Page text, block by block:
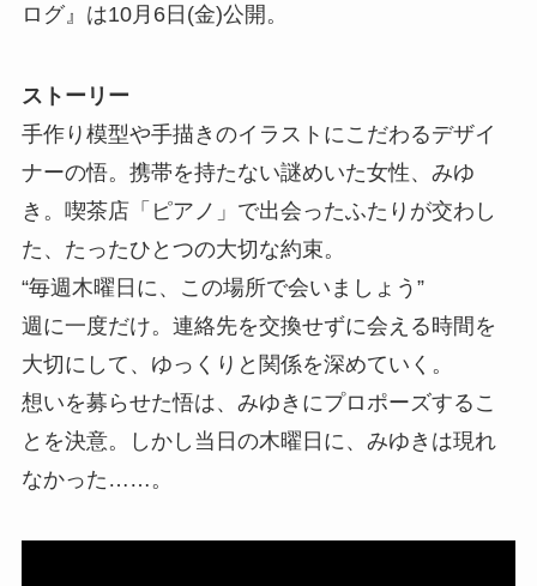
ログ』は10月6日(金)公開。
ストーリー
手作り模型や手描きのイラストにこだわるデザイ
ナーの悟。携帯を持たない謎めいた女性、みゆ
き。喫茶店「ピアノ」で出会ったふたりが交わし
た、たったひとつの大切な約束。
“毎週木曜日に、この場所で会いましょう”
週に一度だけ。連絡先を交換せずに会える時間を
大切にして、ゆっくりと関係を深めていく。
想いを募らせた悟は、みゆきにプロポーズするこ
とを決意。しかし当日の木曜日に、みゆきは現れ
なかった……。